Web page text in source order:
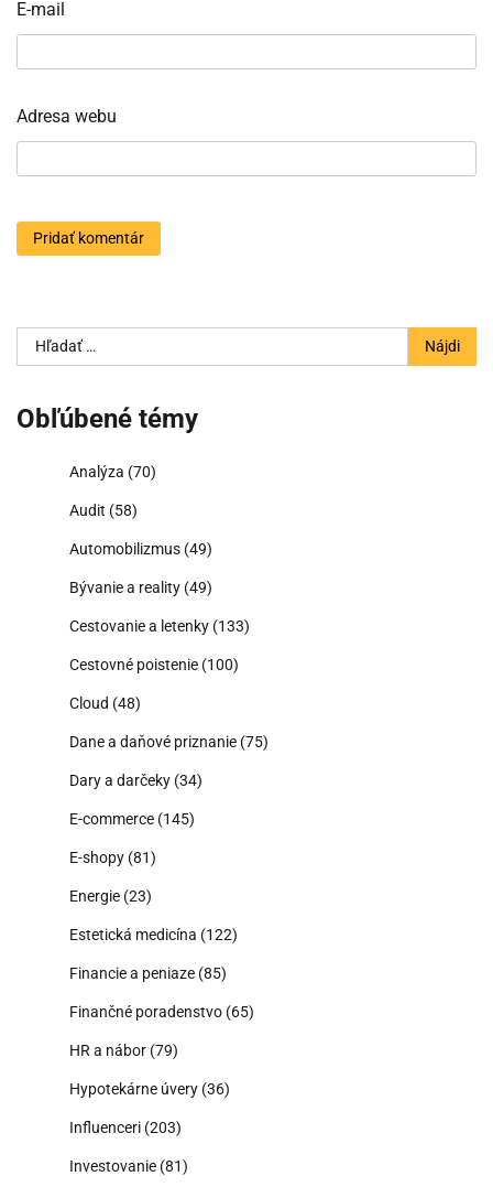
E-mail
Adresa webu
Hľadať:
Obľúbené témy
Analýza (70)
Audit (58)
Automobilizmus (49)
Bývanie a reality (49)
Cestovanie a letenky (133)
Cestovné poistenie (100)
Cloud (48)
Dane a daňové priznanie (75)
Dary a darčeky (34)
E-commerce (145)
E-shopy (81)
Energie (23)
Estetická medicína (122)
Financie a peniaze (85)
Finančné poradenstvo (65)
HR a nábor (79)
Hypotekárne úvery (36)
Influenceri (203)
Investovanie (81)